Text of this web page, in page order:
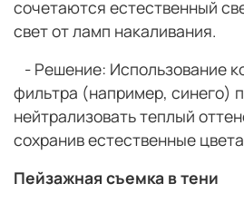
сочетаются естественный
свет от ламп накаливания.
- Решение: Использование
фильтра (например, синего)
нейтрализовать теплый
сохранив естественные
Пейзажная съемка в тени